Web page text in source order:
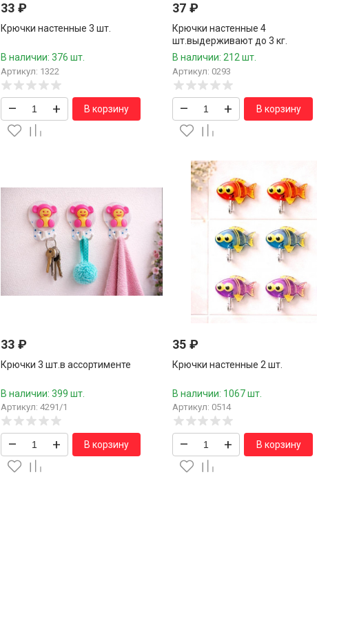
33 ₽
Крючки настенные 3 шт.
В наличии: 376 шт.
Артикул: 1322
– + В корзину
37₽
Крючки настенные 4
шт.выдерживают до 3 кг.
В наличии: 212 шт.
Артикул: 0293
– + В корзину
33 ₽
Крючки 3 шт.в ассортименте
В наличии: 399 шт.
Артикул: 4291/1
– + В корзину
35₽
Крючки настенные 2 шт.
В наличии: 1067 шт.
Артикул: 0514
– + В корзину